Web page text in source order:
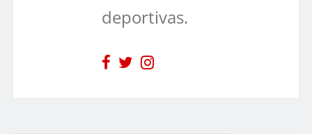
deportivas.